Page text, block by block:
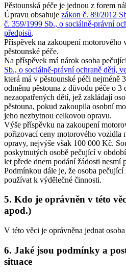
Pěstounská péče je jednou z forem
Úpravu obsahuje zákon č. 89/2012
č. 359/1999 Sb., o sociálně-právní
předpisů.
Příspěvek na zakoupení motorového
pěstounské péče.
Na příspěvek má nárok osoba
Sb., o sociálně-právní ochraně dětí,
která má v pěstounské péči nejméně
odměnu pěstouna z důvodu péče o 3
nezaopatřených dětí, jež zakládají
pěstouna, pokud zakoupila osobní
jeho nezbytnou celkovou opravu.
Výše příspěvku na zakoupení
pořizovací ceny motorového vozidla
opravy, nejvýše však 100 000 Kč.
poskytnutých osobě pečující v
let přede dnem podání žádosti nesmí
Podmínkou dále je, že osoba
používat k výdělečné činnosti.
5. Kdo je oprávněn v této
apod.)
V této věci je oprávněna jednat
6. Jaké jsou podmínky a
situace